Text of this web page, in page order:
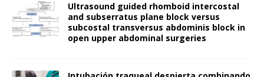
Ultrasound guided rhomboid intercostal
and subserratus plane block versus
subcostal transversus abdominis block in
open upper abdominal surgeries